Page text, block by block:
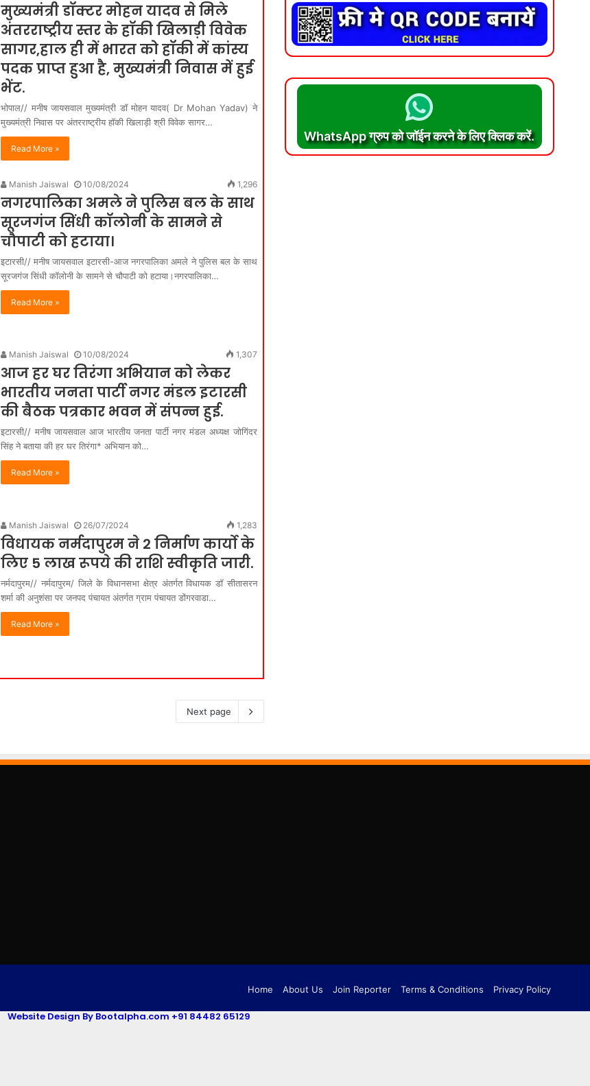
मुख्यमंत्री डॉक्टर मोहन यादव से मिले
अंतरराष्ट्रीय स्तर के हॉकी खिलाड़ी विवेक
सागर,हाल ही में भारत को हॉकी में कांस्य
पदक प्राप्त हुआ है, मुख्यमंत्री निवास में हुई
भेंट.
भोपाल// मनीष जायसवाल मुख्यमंत्री डॉ मोहन यादव( Dr Mohan Yadav) ने
मुख्यमंत्री निवास पर अंतरराष्ट्रीय हॉकी खिलाड़ी श्री विवेक सागर…
Read More »
Manish Jaiswal 10/08/2024 1,296
नगरपालिका अमले ने पुलिस बल के साथ
सूरजगंज सिंधी कॉलोनी के सामने से
चौपाटी को हटाया।
इटारसी// मनीष जायसवाल इटारसी-आज नगरपालिका अमले ने पुलिस बल के साथ
सूरजगंज सिंधी कॉलोनी के सामने से चौपाटी को हटाया।नगरपालिका…
Read More »
Manish Jaiswal 10/08/2024 1,307
आज हर घर तिरंगा अभियान को लेकर
भारतीय जनता पार्टी नगर मंडल इटारसी
की बैठक पत्रकार भवन में संपन्न हुई.
इटारसी// मनीष जायसवाल आज भारतीय जनता पार्टी नगर मंडल अध्यक्ष जोगिंदर
सिंह ने बताया की हर घर तिरंगा* अभियान को…
Read More »
Manish Jaiswal 26/07/2024 1,283
विधायक नर्मदापुरम ने 2 निर्माण कार्यो के
लिए 5 लाख रूपये की राशि स्‍वीकृति जारी.
नर्मदापुरम// नर्मदापुरम/ जिले के विधानसभा क्षेत्र अंतर्गत विधायक डॉ सीतासरन
शर्मा की अनुशंसा पर जनपद पंचायत अंतर्गत ग्राम पंचायत डोंगरवाडा…
Read More »
Next page
WhatsApp ग्रुप को जॉईन करने के लिए क्लिक करें.
Home About Us Join Reporter Terms & Conditions Privacy Policy
Website Design By Bootalpha.com +91 84482 65129